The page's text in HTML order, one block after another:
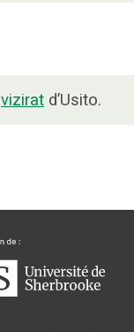
vizirat d’Usito.